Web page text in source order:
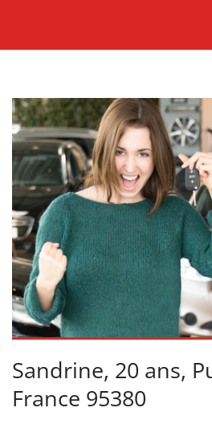
Sandrine, 20 ans,
France 95380